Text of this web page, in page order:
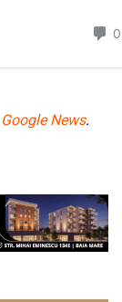
Google News.